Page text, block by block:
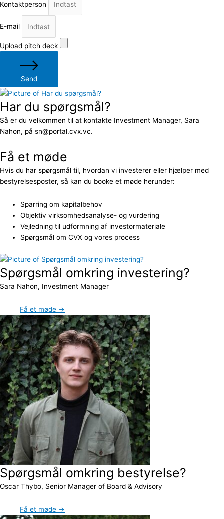
Kontaktperson
E-mail
Upload pitch deck
Send
Har du spørgsmål?
Så er du velkommen til at kontakte Investment Manager, Sara
Nahon, på sn@portal.cvx.vc.
Få et møde
Hvis du har spørgsmål til, hvordan vi investerer eller hjælper med
bestyrelsesposter, så kan du booke et møde herunder:
Sparring om kapitalbehov
Objektiv virksomhedsanalyse- og vurdering
Vejledning til udformning af investormateriale
Spørgsmål om CVX og vores process
Spørgsmål omkring investering?
Sara Nahon, Investment Manager
Få et møde →
Spørgsmål omkring bestyrelse?
Oscar Thybo, Senior Manager of Board & Advisory
Få et møde →